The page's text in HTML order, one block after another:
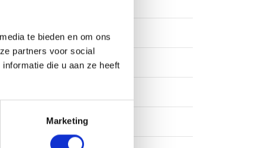
te bieden en om ons
partners voor social
die u aan ze heeft
Marketing